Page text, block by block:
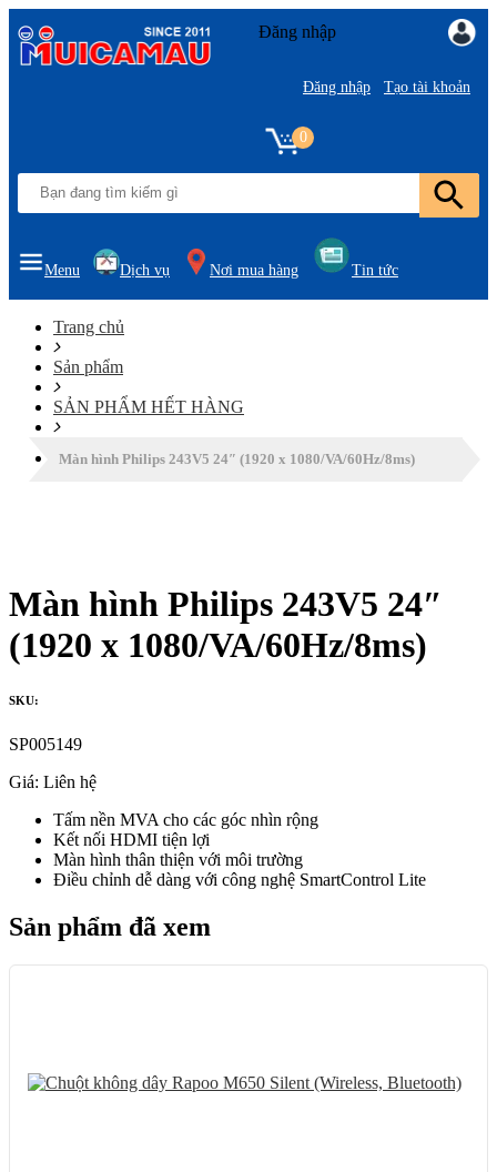
Đăng nhập
Đăng nhập Tạo tài khoản
0
Menu Dịch vụ Nơi mua hàng Tin tức
Trang chủ
Sản phẩm
SẢN PHẨM HẾT HÀNG
Màn hình Philips 243V5 24″ (1920 x 1080/VA/60Hz/8ms)
Màn hình Philips 243V5 24″
(1920 x 1080/VA/60Hz/8ms)
SKU:
SP005149
Giá: Liên hệ
Tấm nền MVA cho các góc nhìn rộng
Kết nối HDMI tiện lợi
Màn hình thân thiện với môi trường
Điều chỉnh dễ dàng với công nghệ SmartControl Lite
Sản phẩm đã xem